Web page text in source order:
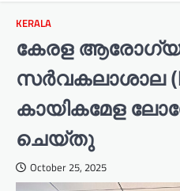
KERALA
കേരള ആരോഗ്യ
സർവകലാശാല
കായികമേള
ചെയ്തു
October 25, 2025